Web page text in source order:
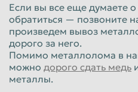
Если вы все еще думаете
обратиться — позвоните
произведем вывоз
дорого за него.
Помимо металлолома в
можно дорого сдать медь
металлы.